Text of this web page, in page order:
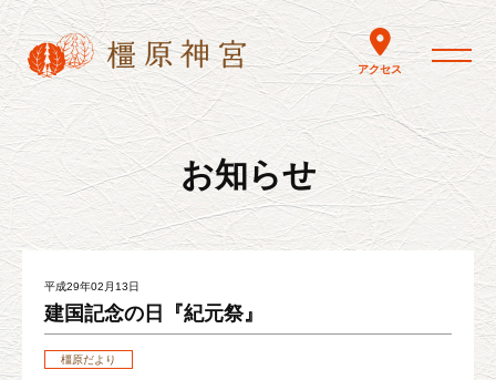
アクセス
toggle
お知らせ
平成29年02月13日
建国記念の日『紀元祭』
橿原だより